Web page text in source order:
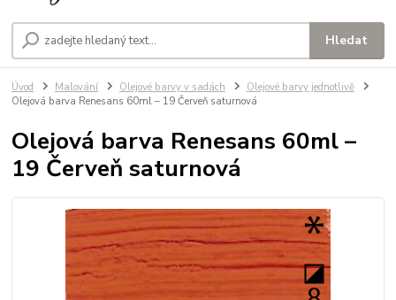
Hledat
Úvod Malování Olejové barvy v sadách
Olejové barvy jednotlivě
Olejová barva Renesans 60ml – 19 Červeň saturnová
Olejová barva Renesans 60ml –
19 Červeň saturnová